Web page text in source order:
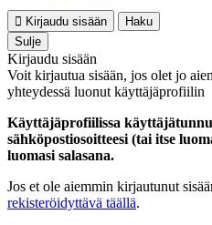
Kirjaudu sisään
Haku
Sulje
Kirjaudu sisään
Voit kirjautua sisään, jos olet jo
yhteydessä luonut käyttäjäprofiilin
Käyttäjäprofiilissa
sähköpostiosoitteesi (tai itse
luomasi salasana.
Jos et ole aiemmin kirjautunut
rekisteröidyttävä täällä.